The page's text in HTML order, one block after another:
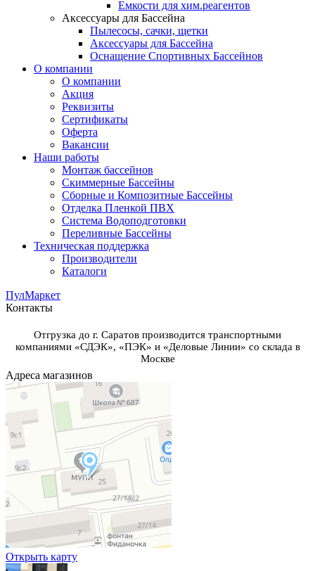
Емкости для хим.реагентов
Аксессуары для Бассейна
Пылесосы, сачки, щетки
Аксессуары для Бассейна
Оснащение Спортивных Бассейнов
О компании
О компании
Акция
Реквизиты
Сертификаты
Оферта
Вакансии
Наши работы
Монтаж бассейнов
Скиммерные Бассейны
Сборные и Композитные Бассейны
Отделка Пленкой ПВХ
Система Водоподготовки
Переливные Бассейны
Техническая поддержка
Производители
Каталоги
ПулМаркет
Контакты
Отгрузка до г. Саратов производится транспортными
компаниями «СДЭК», «ПЭК» и «Деловые Линии» со склада в
Москве
Адреса магазинов
Открыть карту